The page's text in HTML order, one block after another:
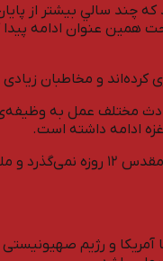
«یادواره تئاتر دفاع مقدس» نخستين بار
عنوان ادامه
مختلف عمل به
اکنون در حالی نوبت به بیستمین دوره از
جشنواره بین‌المللی تئاتر مقاومت٬ ضمن پاسداشت